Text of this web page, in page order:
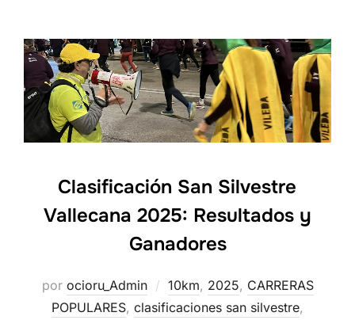
Clasificación San Silvestre
Vallecana 2025: Resultados y
Ganadores
por ocioru_Admin 10km, 2025, CARRERAS
POPULARES, clasificaciones san silvestre,